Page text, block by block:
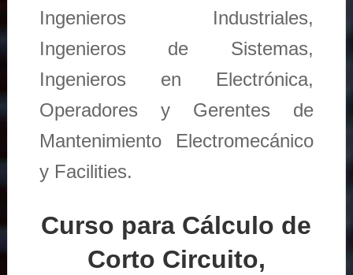
Ingenieros Industriales,
Ingenieros de Sistemas,
Ingenieros en Electrónica,
Operadores y Gerentes de
Mantenimiento Electromecánico
y Facilities.
Curso para Cálculo de
Corto Circuito,